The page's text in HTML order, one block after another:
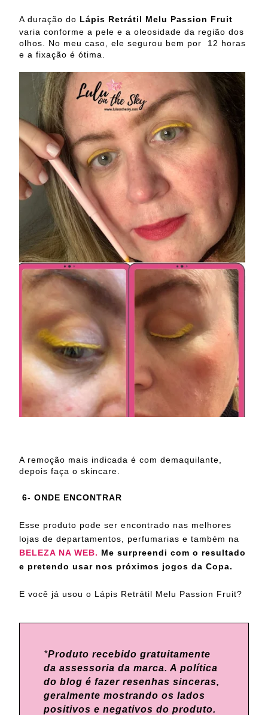
A duração do Lápis Retrátil Melu Passion Fruit
varia conforme a pele e a oleosidade da região dos
olhos. No meu caso, ele segurou bem por 12 horas
e a fixação é ótima.
A remoção mais indicada é com demaquilante,
depois faça o skincare.
6- ONDE ENCONTRAR
Esse produto pode ser encontrado nas melhores
lojas de departamentos, perfumarias e também na
BELEZA NA WEB. Me surpreendi com o resultado
e pretendo usar nos próximos jogos da Copa.
E você já usou o Lápis Retrátil Melu Passion Fruit?
*Produto recebido gratuitamente
da assessoria da marca. A política
do blog é fazer resenhas sinceras,
geralmente mostrando os lados
positivos e negativos do produto.